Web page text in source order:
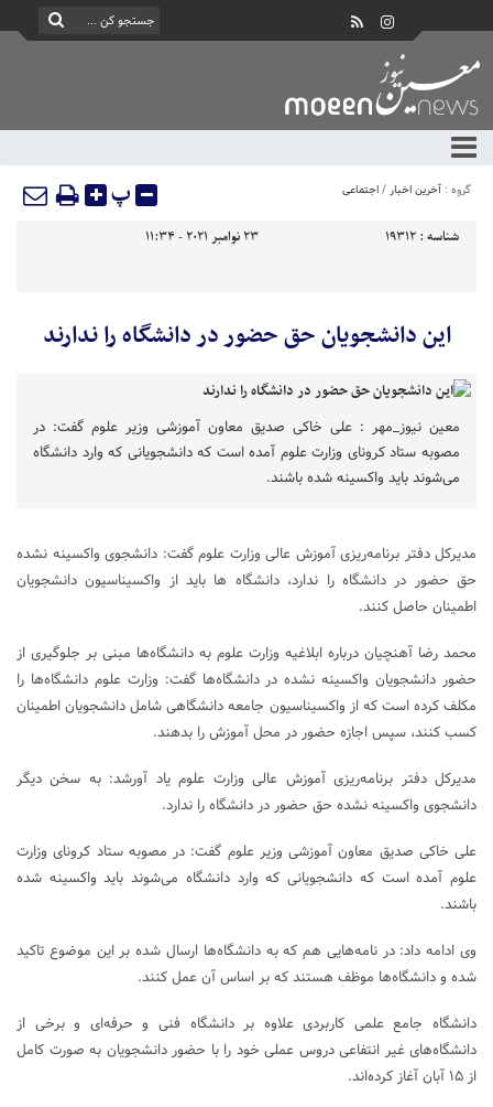
گروه : آخرین اخبار/اجتماعی پ
شناسه : 19312 23 نوامبر 2021 - 11:34
این دانشجویان حق حضور در دانشگاه را ندارند
معین نیوز_مهر : علی خاکی صدیق معاون آموزشی وزیر علوم گفت: در
مصوبه ستاد کرونای وزارت علوم آمده است که دانشجویانی که وارد دانشگاه
می‌شوند باید واکسینه شده باشند.
مدیرکل دفتر برنامه‌ریزی آموزش عالی وزارت علوم گفت: دانشجوی واکسینه نشده
حق حضور در دانشگاه را ندارد، دانشگاه ها باید از واکسیناسیون دانشجویان
اطمینان حاصل کنند.
محمد رضا آهنچیان درباره ابلاغیه وزارت علوم به دانشگاه‌ها مبنی بر جلوگیری از
حضور دانشجویان واکسینه نشده در دانشگاه‌ها گفت: وزارت علوم دانشگاه‌ها را
مکلف کرده است که از واکسیناسیون جامعه دانشگاهی شامل دانشجویان اطمینان
کسب کنند، سپس اجازه حضور در محل آموزش را بدهند.
مدیرکل دفتر برنامه‌ریزی آموزش عالی وزارت علوم یاد آورشد: به سخن دیگر
دانشجوی واکسینه نشده حق حضور در دانشگاه را ندارد.
علی خاکی صدیق معاون آموزشی وزیر علوم گفت: در مصوبه ستاد کرونای وزارت
علوم آمده است که دانشجویانی که وارد دانشگاه می‌شوند باید واکسینه شده
باشند.
وی ادامه داد: در نامه‌هایی هم که به دانشگاه‌ها ارسال شده بر این موضوع تاکید
شده و دانشگاه‌ها موظف هستند که بر اساس آن عمل کنند.
دانشگاه جامع علمی کاربردی علاوه بر دانشگاه فنی و حرفه‌ای و برخی از
دانشگاه‌های غیر انتفاعی دروس عملی خود را با حضور دانشجویان به صورت کامل
از ۱۵ آبان آغاز کرده‌اند.